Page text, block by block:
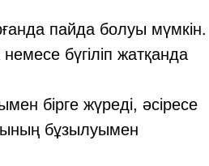
пайда болуы мүмкін.
бүгіліп жатқанда
бірге жүреді, әсіресе
бұзылуымен